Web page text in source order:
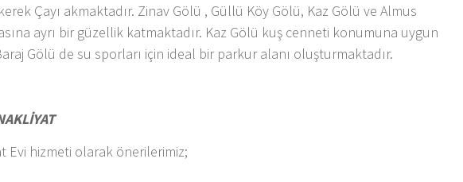
Çayı akmaktadır. Zinav Gölü , Güllü Köy Gölü, Kaz Gölü ve Almus
ayrı bir güzellik katmaktadır. Kaz Gölü kuş cenneti konumuna uygun
Gölü de su sporları için ideal bir parkur alanı oluşturmaktadır.
Evi hizmeti olarak önerilerimiz;